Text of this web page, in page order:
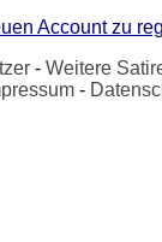
Account zu
- Weitere
-